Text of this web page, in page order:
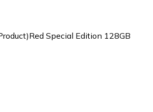
Special Edition 128GB